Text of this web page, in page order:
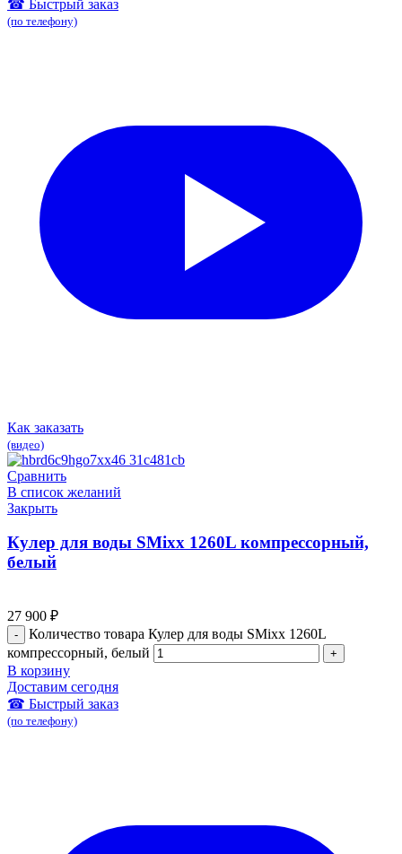
☎ Быстрый заказ
(по телефону)
Как заказать
(видео)
Сравнить
В список желаний
Закрыть
Кулер для воды SMixx 1260L компрессорный,
белый
27 900 ₽
Количество товара Кулер для воды SMixx 1260L
компрессорный, белый
В корзину
Доставим сегодня
☎ Быстрый заказ
(по телефону)